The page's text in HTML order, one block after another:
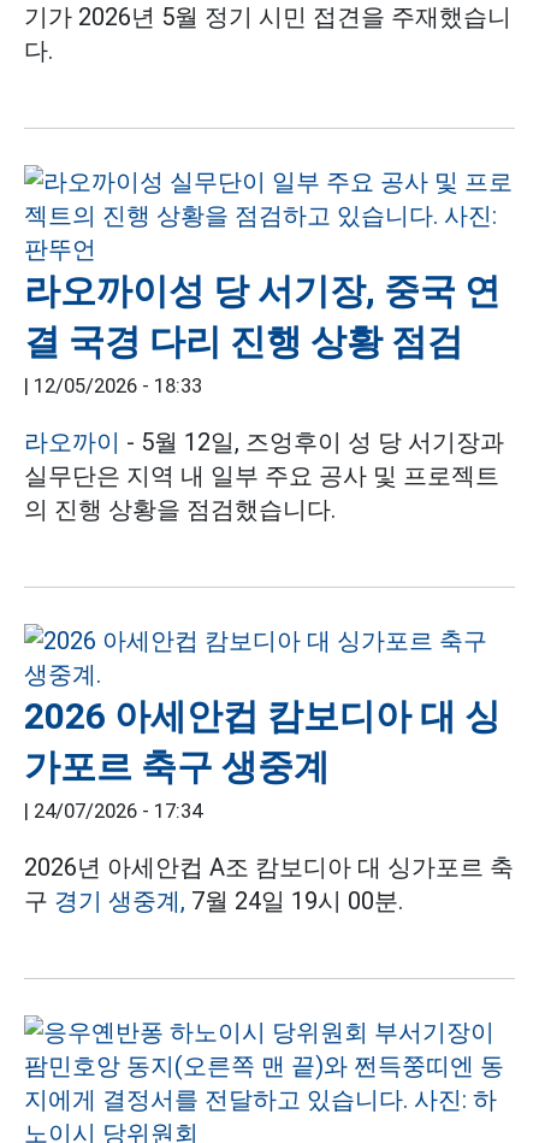
기가 2026년 5월 정기 시민 접견을 주재했습니
다.
라오까이성 당 서기장, 중국 연
결 국경 다리 진행 상황 점검
| 12/05/2026 - 18:33
라오까이 - 5월 12일, 즈엉후이 성 당 서기장과
실무단은 지역 내 일부 주요 공사 및 프로젝트
의 진행 상황을 점검했습니다.
2026 아세안컵 캄보디아 대 싱
가포르 축구 생중계
| 24/07/2026 - 17:34
2026년 아세안컵 A조 캄보디아 대 싱가포르 축
구 경기 생중계, 7월 24일 19시 00분.